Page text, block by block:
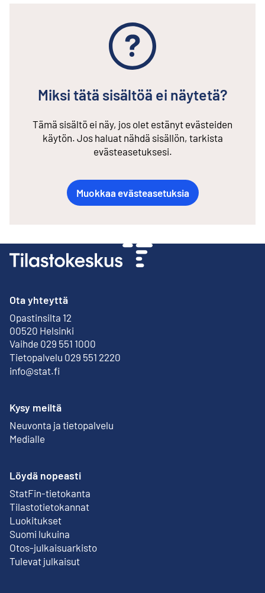
Miksi tätä sisältöä ei näytetä?
Tämä sisältö ei näy, jos olet estänyt evästeiden
käytön. Jos haluat nähdä sisällön, tarkista
evästeasetuksesi.
Muokkaa evästeasetuksia
Ota yhteyttä
Opastinsilta 12
00520 Helsinki
Ulkoinen linkki
Vaihde 029 551 1000
Tietopalvelu 029 551 2220
info@stat.fi
Kysy meiltä
Neuvonta ja tietopalvelu
Medialle
Löydä nopeasti
StatFin-tietokanta
Ulkoinen linkki
Tilastotietokannat
Luokitukset
Suomi lukuina
Otos-julkaisuarkisto
Ulkoinen linkki
Tulevat julkaisut